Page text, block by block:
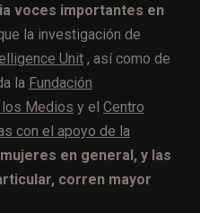
voces importantes en
la investigación de
Unit , así como de
la Fundación
los Medios y el Centro
con el apoyo de la
en general, y las
corren mayor